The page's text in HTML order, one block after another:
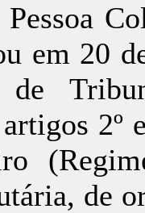
Pessoa
em 20
de
2º
de